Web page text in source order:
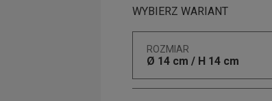
WYBIERZ WARIANT
ROZMIAR
Ø 14 cm / H 14 cm